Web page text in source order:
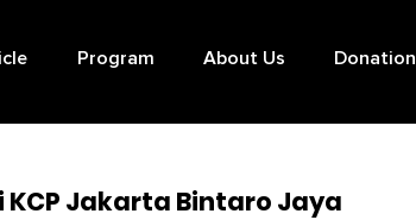
Program About Us Donation
KCP Jakarta Bintaro Jaya